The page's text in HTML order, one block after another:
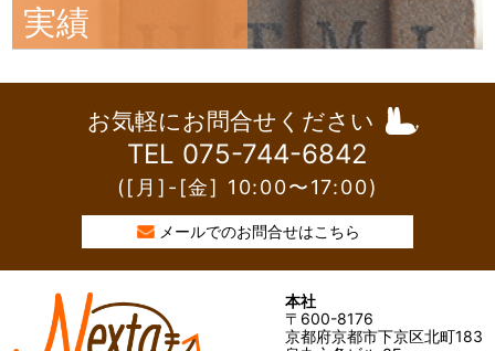
実績
お気軽にお問合せください
TEL 075-744-6842
([月]-[金] 10:00〜17:00)
メールでのお問合せはこちら
本社
〒600-8176
京都府京都市下京区北町183